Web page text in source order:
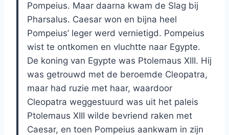
Pompeius. Maar daarna kwam de Slag bij
Pharsalus. Caesar won en bijna heel
Pompeius’ leger werd vernietigd. Pompeius
wist te ontkomen en vluchtte naar Egypte.
De koning van Egypte was Ptolemaus XIII. Hij
was getrouwd met de beroemde Cleopatra,
maar had ruzie met haar, waardoor
Cleopatra weggestuurd was uit het paleis
Ptolemaus XIII wilde bevriend raken met
Caesar, en toen Pompeius aankwam in zijn